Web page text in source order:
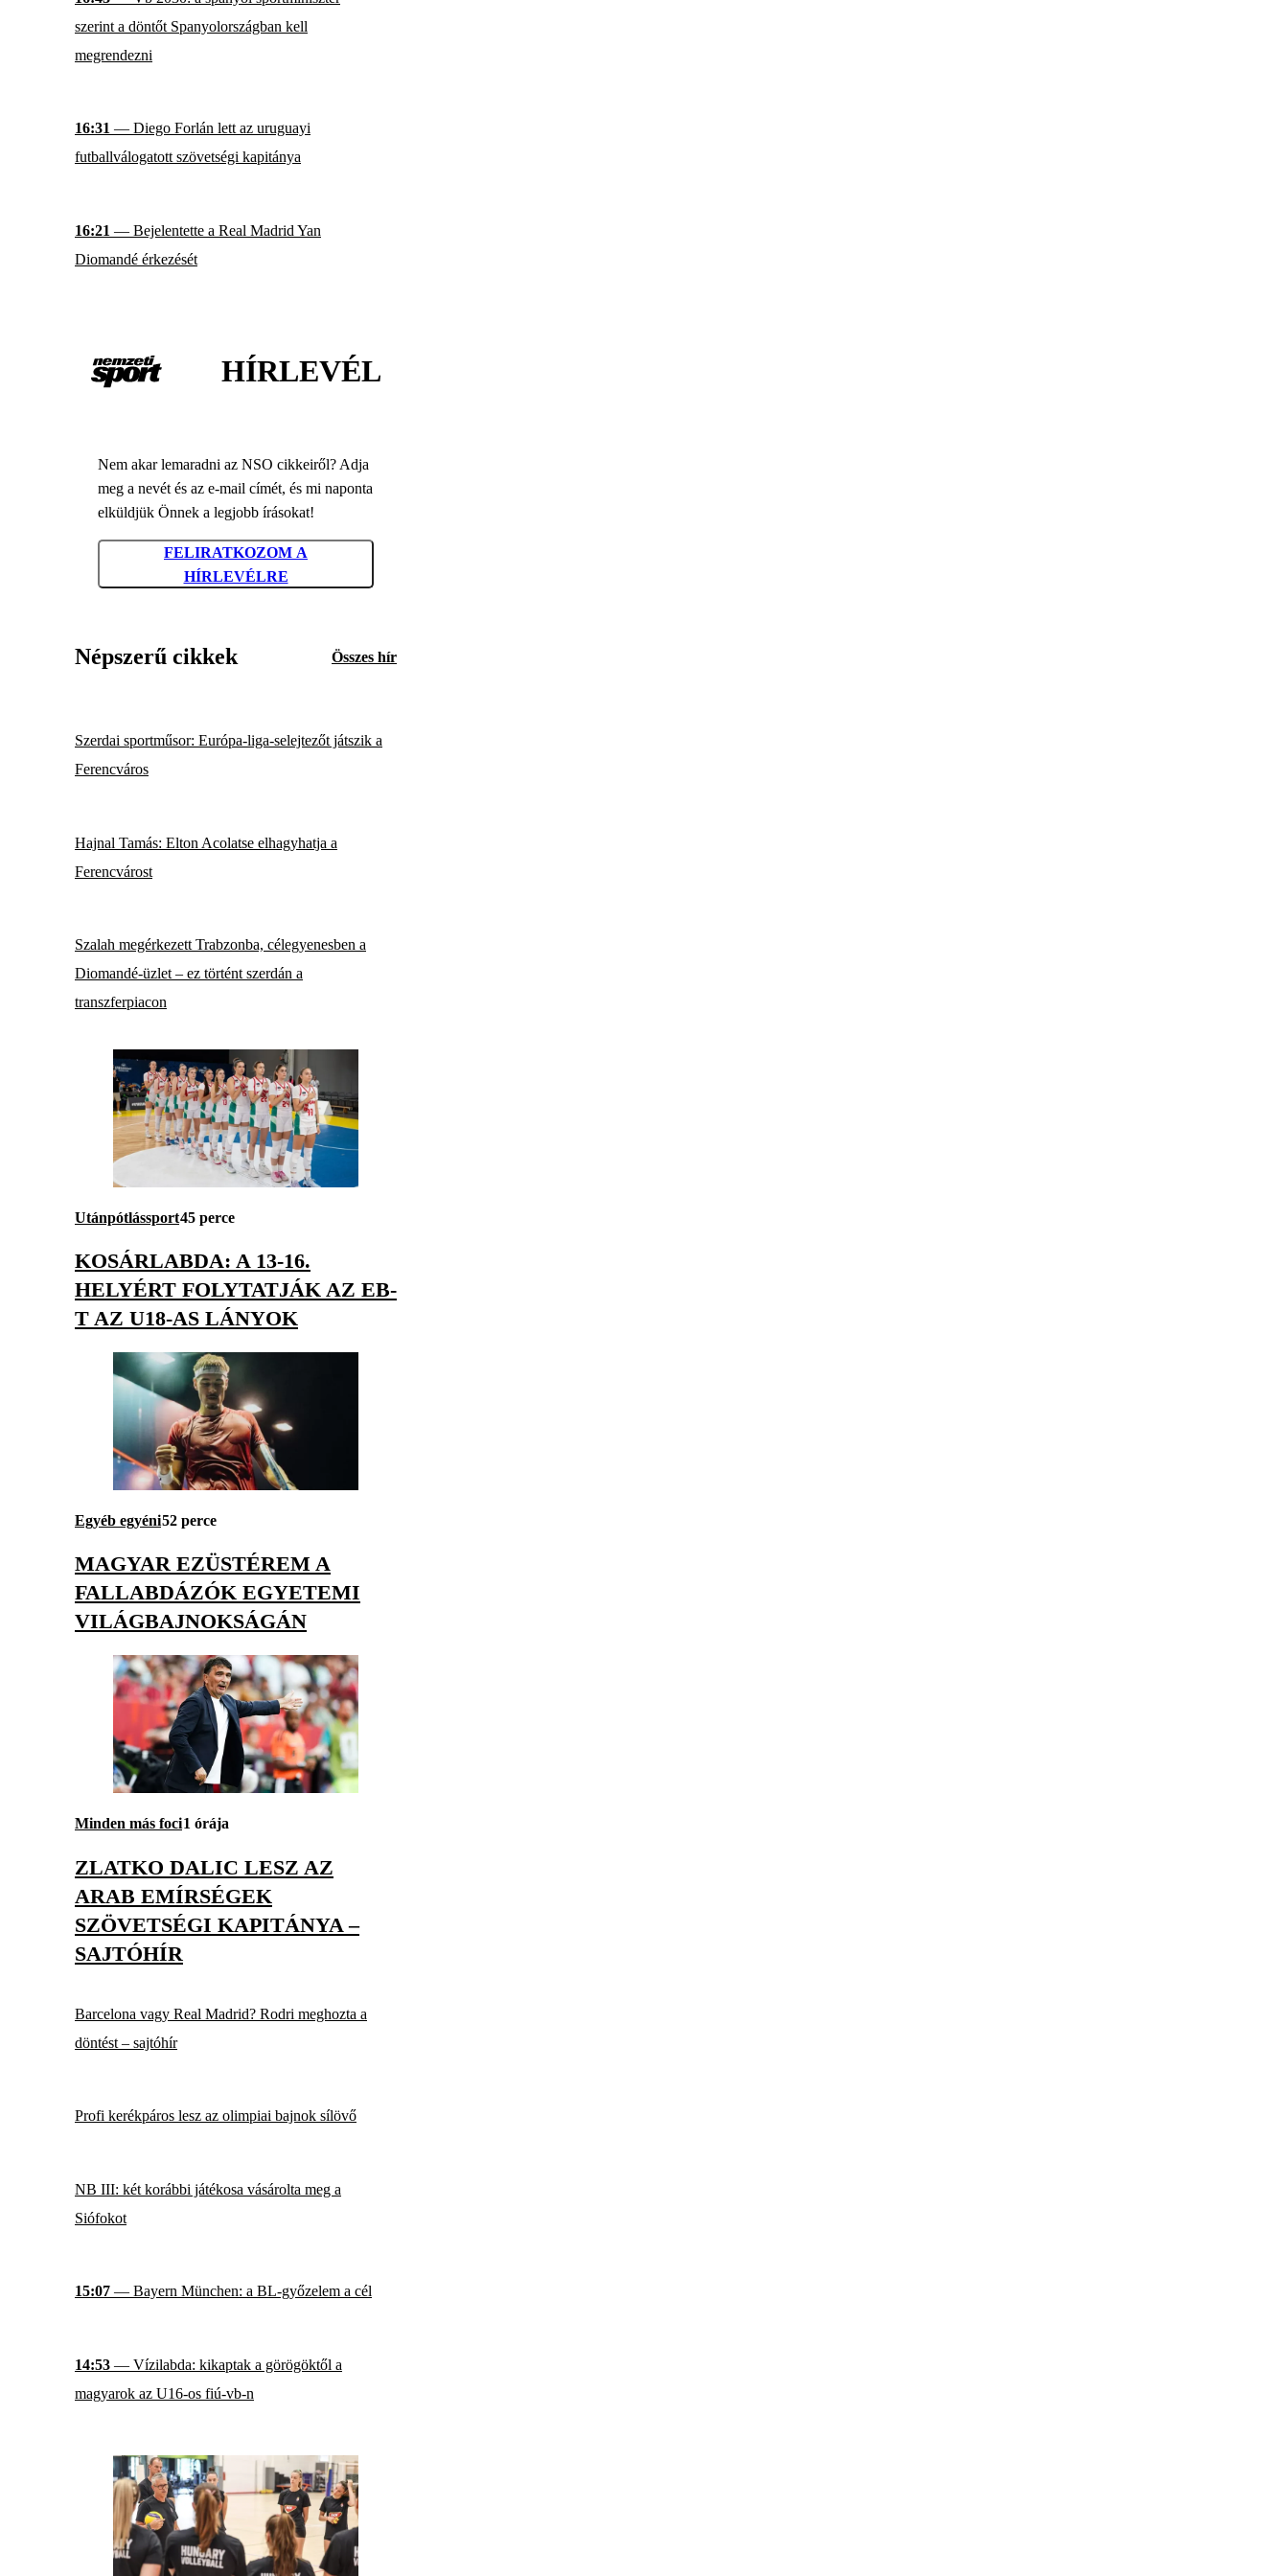
szerint a döntőt Spanyolországban kell
megrendezni
16:31 — Diego Forlán lett az uruguayi
futballválogatott szövetségi kapitánya
16:21 — Bejelentette a Real Madrid Yan
Diomandé érkezését
HÍRLEVÉL
Nem akar lemaradni az NSO cikkeiről? Adja
meg a nevét és az e-mail címét, és mi naponta
elküldjük Önnek a legjobb írásokat!
FELIRATKOZOM A
HÍRLEVÉLRE
Népszerű cikkek Összes hír
Szerdai sportműsor: Európa-liga-selejtezőt játszik a
Ferencváros
Hajnal Tamás: Elton Acolatse elhagyhatja a
Ferencvárost
Szalah megérkezett Trabzonba, célegyenesben a
Diomandé-üzlet – ez történt szerdán a
transzferpiacon
Utánpótlássport45 perce
KOSÁRLABDA: A 13-16.
HELYÉRT FOLYTATJÁK AZ EB-
T AZ U18-AS LÁNYOK
Egyéb egyéni52 perce
MAGYAR EZÜSTÉREM A
FALLABDÁZÓK EGYETEMI
VILÁGBAJNOKSÁGÁN
Minden más foci1 órája
ZLATKO DALIC LESZ AZ
ARAB EMÍRSÉGEK
SZÖVETSÉGI KAPITÁNYA –
SAJTÓHÍR
Barcelona vagy Real Madrid? Rodri meghozta a
döntést – sajtóhír
Profi kerékpáros lesz az olimpiai bajnok sílövő
NB III: két korábbi játékosa vásárolta meg a
Siófokot
15:07 — Bayern München: a BL-győzelem a cél
14:53 — Vízilabda: kikaptak a görögöktől a
magyarok az U16-os fiú-vb-n